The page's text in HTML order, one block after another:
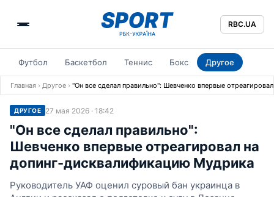
RBC.UA
Футбол Баскетбол Теннис Бокс Другое
Главная › Другое › "Он все сделал правильно": Шевченко впервые
ДРУГОЕ 27 мая 2026 · 18:42
"Он все сделал правильно":
Шевченко впервые отреагировал на
допинг-дисквалификацию Мудрика
Руководитель УАФ оценил суровый бан украинца в